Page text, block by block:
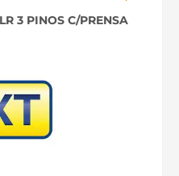
3 PINOS C/PRENSA